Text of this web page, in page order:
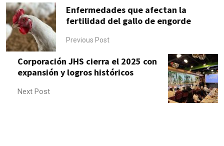
Enfermedades que afectan la
fertilidad del gallo de engorde
Previous Post
Corporación JHS cierra el 2025 con
expansión y logros históricos
Next Post